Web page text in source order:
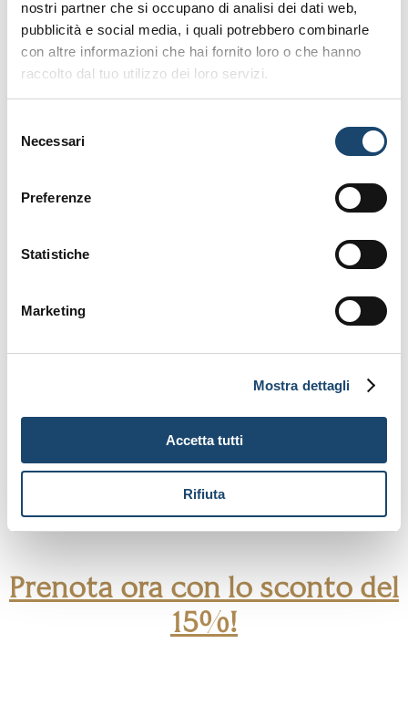
nostri partner che si occupano di analisi dei dati web,
pubblicità e social media, i quali potrebbero combinarle
con altre informazioni che hai fornito loro o che hanno
raccolto dal tuo utilizzo dei loro servizi.
delNecessari
Preferenze
Statistiche
Marketing
Mostra dettagli
Accetta tutti
Rifiuta
Noleggio bici Parco Giochi
Prenota ora con lo sconto del
15%!